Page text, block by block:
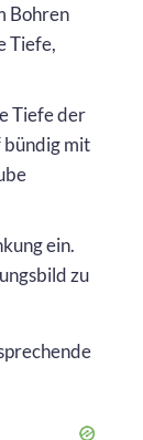
Bohren
Tiefe,
Tiefe der
bündig mit
ein.
zu